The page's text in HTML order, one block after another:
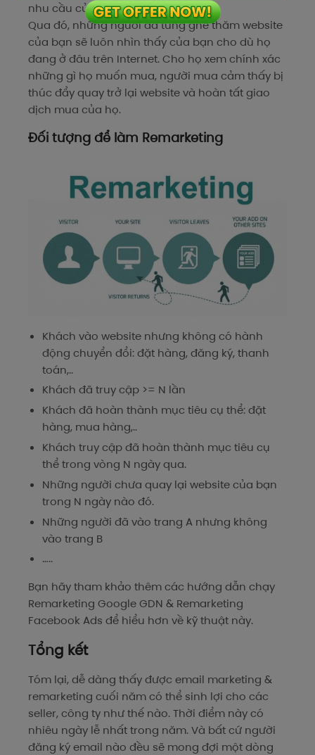
nhu cầu của KH lại.
Qua đó, những người đã từng ghé thăm website
của bạn sẽ luôn nhìn thấy của bạn cho dù họ
đang ở đâu trên Internet.Cho họ xem chính xác
những gì họ muốn mua, người mua cảm thấy bị
thúc đẩy quay trở lại website và hoàn tất giao
dịch mua của họ.
Đối tượng để làm Remarketing
Khách vào website nhưng không có hành
động chuyển đổi: đặt hàng, đăng ký, thanh
toán,..
Khách đã truy cập >= N lần
Khách đã hoàn thành mục tiêu cụ thể: đặt
hàng, mua hàng,..
Khách truy cập đã hoàn thành mục tiêu cụ
thể trong vòng N ngày qua.
Những người chưa quay lại website của bạn
trong N ngày nào đó.
Những người đã vào trang A nhưng không
vào trang B
…..
Bạn hãy tham khảo thêm các hướng dẫn chạy
Remarketing Google GDN & Remarketing
Facebook Ads để hiểu hơn về kỹ thuật này.
Tổng kết
Tóm lại, dễ dàng thấy được email marketing &
remarketing cuối năm có thể sinh lợi cho các
seller, công ty như thế nào. Thời điểm này có
nhiêu ngày lễ nhất trong năm. Và bất cứ người
đăng ký email nào đều sẽ mong đợi một dòng